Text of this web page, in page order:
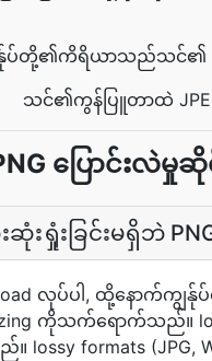
ပ်တို့၏ကိရိယာသည်သင်၏
သင်၏ကွန်ပြူတာထဲ
ပြောင်းလဲမှု
ရှုံးခြင်းမရှိဘဲ
လုပ်ပါ, ထို့နောက်ကျွန်ု
ကိုသက်ရောက်သည်။
lossy formats